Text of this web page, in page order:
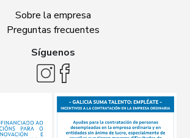
Sobre la empresa
Preguntas frecuentes
Síguenos